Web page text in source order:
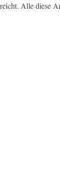
Alle diese